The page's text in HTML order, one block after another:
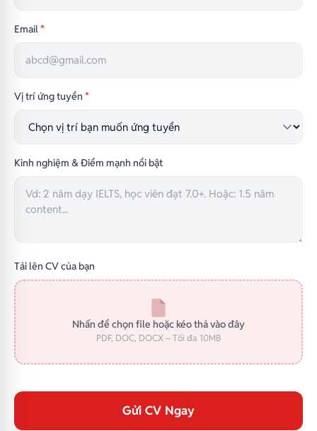
Email*
Vị trí ứng tuyển *
Kinh nghiệm & Điểm mạnh nổi bật
Tải lên CV của bạn
Nhấn để chọn file hoặc kéo thả vào đây
PDF, DOC, DOCX – Tối đa 10MB
Gửi CV Ngay